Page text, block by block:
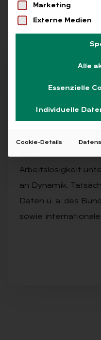
markt
Alle Free
AUSGABE 3/2026
Arbeitslosigkeit
an Dynamik.
Daten u. a. des
sowie internationale
Marketing
Externe Medien
Alle
Essenzielle
Individuelle
Cookie-Details